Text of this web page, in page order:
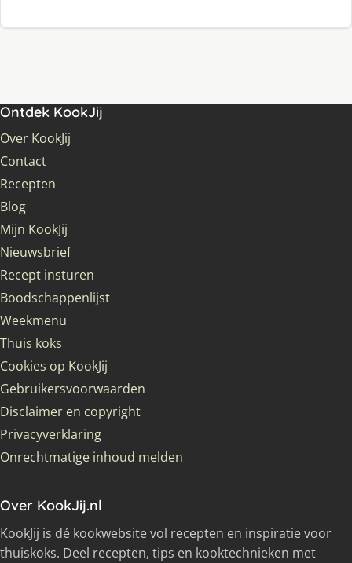
Ontdek KookJij
Over KookJij
Contact
Recepten
Blog
Mijn KookJij
Nieuwsbrief
Recept insturen
Boodschappenlijst
Weekmenu
Thuis koks
Cookies op KookJij
Gebruikersvoorwaarden
Disclaimer en copyright
Privacyverklaring
Onrechtmatige inhoud melden
Over KookJij.nl
KookJij is dé kookwebsite vol recepten en inspiratie voor
thuiskoks. Deel recepten, tips en kooktechnieken met